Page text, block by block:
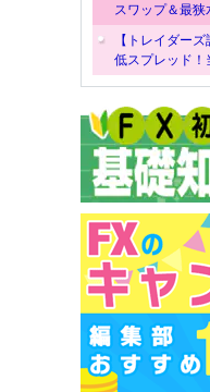
スワップ＆最狭
【トレイダー
低スプレッド！